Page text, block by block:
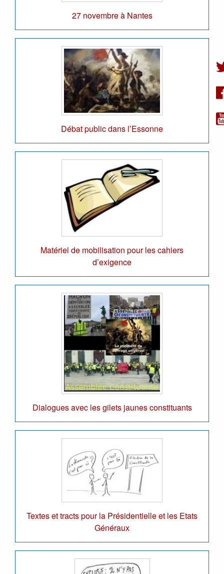
27 novembre à Nantes
Débat public dans l’Essonne
Matériel de mobilisation pour les cahiers
d’exigence
Dialogues avec les gilets jaunes constituants
Textes et tracts pour la Présidentielle et les Etats
Généraux